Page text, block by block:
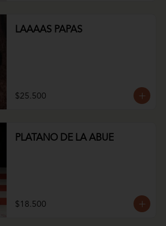
LAAAAS PAPAS
$25.500
PLATANO DE LA ABUE
$18.500